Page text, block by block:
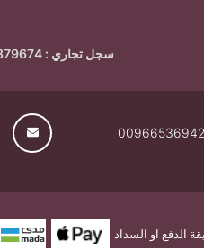
سجل تجاري : 1010879674
الدفع او السداد